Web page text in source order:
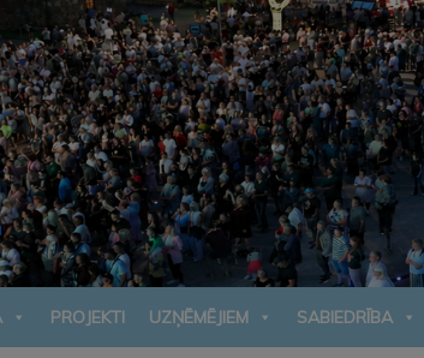
PROJEKTI UZŅĒMĒJIEM SABIEDRĪBA